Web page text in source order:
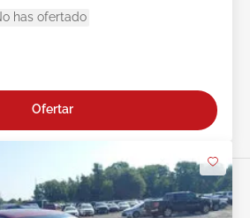
has ofertado
Ofertar